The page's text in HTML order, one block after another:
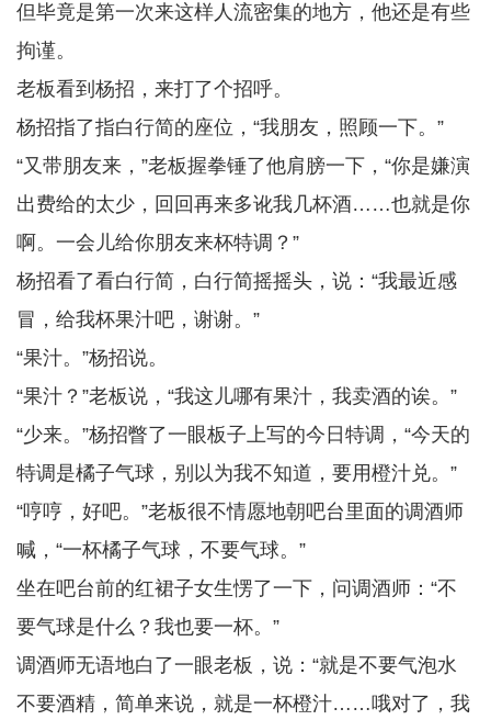
但毕竟是第一次来这样人流密集的地方，他还是有些
拘谨。
老板看到杨招，来打了个招呼。
杨招指了指白行简的座位，“我朋友，照顾一下。”
“又带朋友来，”老板握拳锤了他肩膀一下，“你是嫌演
出费给的太少，回回再来多讹我几杯酒……也就是你
啊。一会儿给你朋友来杯特调？”
杨招看了看白行简，白行简摇摇头，说：“我最近感
冒，给我杯果汁吧，谢谢。”
“果汁。”杨招说。
“果汁？”老板说，“我这儿哪有果汁，我卖酒的诶。”
“少来。”杨招瞥了一眼板子上写的今日特调，“今天的
特调是橘子气球，别以为我不知道，要用橙汁兑。”
“哼哼，好吧。”老板很不情愿地朝吧台里面的调酒师
喊，“一杯橘子气球，不要气球。”
坐在吧台前的红裙子女生愣了一下，问调酒师：“不
要气球是什么？我也要一杯。”
调酒师无语地白了一眼老板，说：“就是不要气泡水
不要酒精，简单来说，就是一杯橙汁……哦对了，我